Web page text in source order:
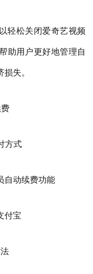
轻松关闭爱奇艺视频
助用户更好地管理自
失。
方式
自动续费功能
付宝